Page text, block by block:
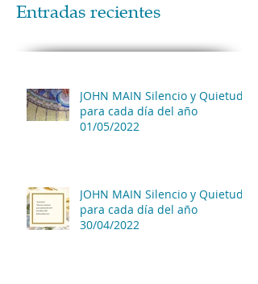
Entradas recientes
JOHN MAIN Silencio y Quietud
para cada día del año
01/05/2022
JOHN MAIN Silencio y Quietud
para cada día del año
30/04/2022